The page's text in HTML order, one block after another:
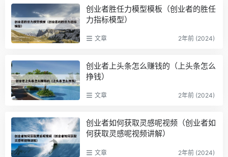
创业者胜任力模型模板（创业者的胜任
力指标模型）
文章 2年前 (2024)
创业者上头条怎么赚钱的（上头条怎么
挣钱）
文章 2年前 (2024)
创业者如何获取灵感呢视频（创业者如
何获取灵感呢视频讲解）
文章 2年前 (2024)